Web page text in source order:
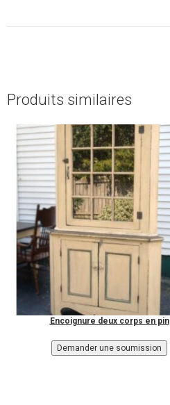
Produits similaires
Encoignure deux corps en pin